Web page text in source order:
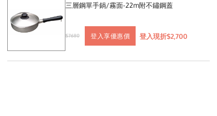
三層鋼單手鍋/霧面-22m附不鏽鋼蓋
$7680 登入享優惠價 登入現折$2,700